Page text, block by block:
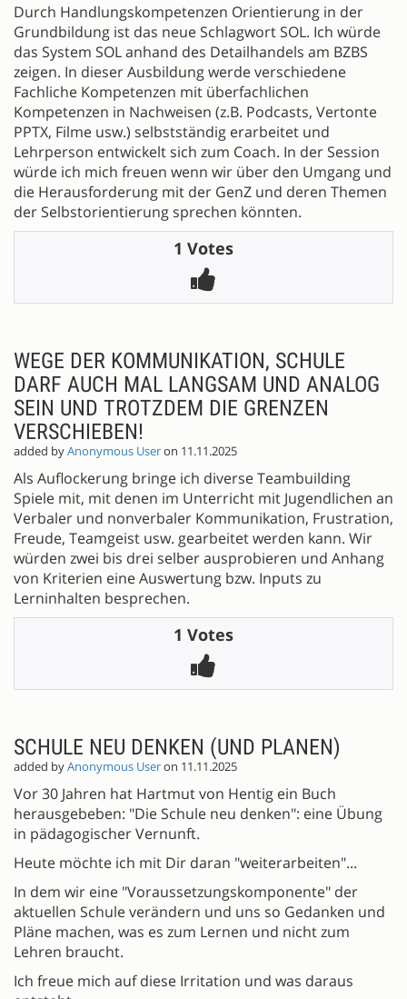
Durch Handlungskompetenzen Orientierung in der
Grundbildung ist das neue Schlagwort SOL. Ich würde
das System SOL anhand des Detailhandels am BZBS
zeigen. In dieser Ausbildung werde verschiedene
Fachliche Kompetenzen mit überfachlichen
Kompetenzen in Nachweisen (z.B. Podcasts, Vertonte
PPTX, Filme usw.) selbstständig erarbeitet und
Lehrperson entwickelt sich zum Coach. In der Session
würde ich mich freuen wenn wir über den Umgang und
die Herausforderung mit der GenZ und deren Themen
der Selbstorientierung sprechen könnten.
1 Votes
WEGE DER KOMMUNIKATION, SCHULE
DARF AUCH MAL LANGSAM UND ANALOG
SEIN UND TROTZDEM DIE GRENZEN
VERSCHIEBEN!
added byAnonymous Useron 11.11.2025
Als Auflockerung bringe ich diverse Teambuilding
Spiele mit, mit denen im Unterricht mit Jugendlichen an
Verbaler und nonverbaler Kommunikation, Frustration,
Freude, Teamgeist usw. gearbeitet werden kann. Wir
würden zwei bis drei selber ausprobieren und Anhang
von Kriterien eine Auswertung bzw. Inputs zu
Lerninhalten besprechen.
1 Votes
SCHULE NEU DENKEN (UND PLANEN)
added byAnonymous Useron 11.11.2025
Vor 30 Jahren hat Hartmut von Hentig ein Buch
herausgebeben: "Die Schule neu denken": eine Übung
in pädagogischer Vernunft.
Heute möchte ich mit Dir daran "weiterarbeiten"...
In dem wir eine "Voraussetzungskomponente" der
aktuellen Schule verändern und uns so Gedanken und
Pläne machen, was es zum Lernen und nicht zum
Lehren braucht.
Ich freue mich auf diese Irritation und was daraus